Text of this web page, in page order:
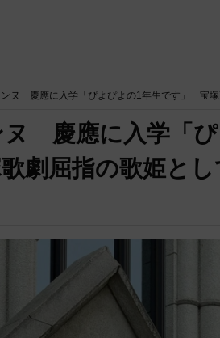
ンヌ 慶應に入学「ぴよぴよの1年生です」 宝塚
ヌ 慶應に入学「
劇屈指の歌姫とし